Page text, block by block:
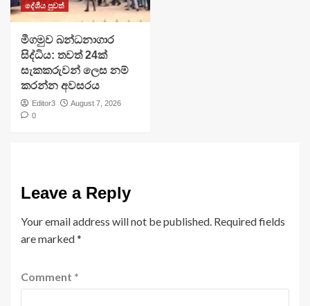
දේශීය පුවත්
මීගමුව බන්ධනාගාර
සිද්ධිය: තවත් 24ක්
සැකකරුවන් ලෙස නම්
කරන්න අවසරය
Editor3
August 7, 2026
0
Leave a Reply
Your email address will not be published. Required fields
are marked*
Comment *